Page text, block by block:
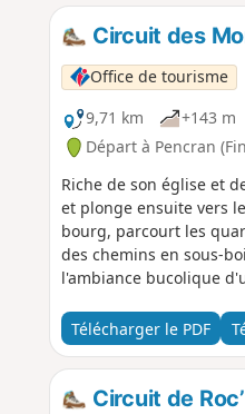
Circuit des
Office de tourisme
9,71 km
+143 m
Départ à Pencran
Riche de son église et
et plonge ensuite vers
bourg, parcourt les
des chemins en sous-
l'ambiance bucolique
Télécharger le PDF
Circuit de